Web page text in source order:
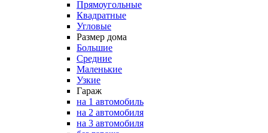
Прямоугольные
Квадратные
Угловые
Размер дома
Большие
Средние
Маленькие
Узкие
Гараж
на 1 автомобиль
на 2 автомобиля
на 3 автомобиля